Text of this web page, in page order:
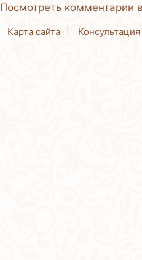
Посмотреть комментарии
Карта сайта